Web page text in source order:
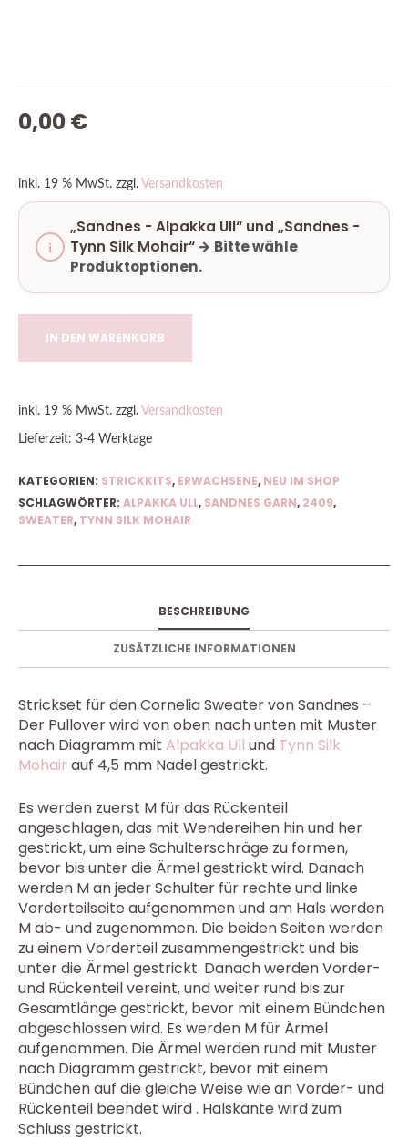
0,00€
inkl. 19 % MwSt. zzgl. Versandkosten
„Sandnes - Alpakka Ull“ und „Sandnes -
Tynn Silk Mohair“ → Bitte wähle
Produktoptionen.
IN DEN WARENKORB
inkl. 19 % MwSt. zzgl. Versandkosten
Lieferzeit: 3-4 Werktage
KATEGORIEN: STRICKKITS, ERWACHSENE, NEU IM SHOP
SCHLAGWÖRTER: ALPAKKA ULL, SANDNES GARN, 2409,
SWEATER, TYNN SILK MOHAIR
BESCHREIBUNG
ZUSÄTZLICHE INFORMATIONEN
Strickset für den Cornelia Sweater von Sandnes –
Der Pullover wird von oben nach unten mit Muster
nach Diagramm mit Alpakka Ull und Tynn Silk
Mohair auf 4,5 mm Nadel gestrickt.
Es werden zuerst M für das Rückenteil
angeschlagen, das mit Wendereihen hin und her
gestrickt, um eine Schulterschräge zu formen,
bevor bis unter die Ärmel gestrickt wird. Danach
werden M an jeder Schulter für rechte und linke
Vorderteilseite aufgenommen und am Hals werden
M ab- und zugenommen. Die beiden Seiten werden
zu einem Vorderteil zusammengestrickt und bis
unter die Ärmel gestrickt. Danach werden Vorder-
und Rückenteil vereint, und weiter rund bis zur
Gesamtlänge gestrickt, bevor mit einem Bündchen
abgeschlossen wird. Es werden M für Ärmel
aufgenommen. Die Ärmel werden rund mit Muster
nach Diagramm gestrickt, bevor mit einem
Bündchen auf die gleiche Weise wie an Vorder- und
Rückenteil beendet wird . Halskante wird zum
Schluss gestrickt.